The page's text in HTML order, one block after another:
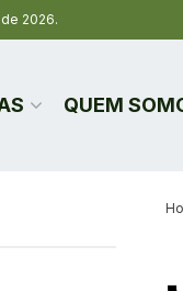
2026.
QUEM